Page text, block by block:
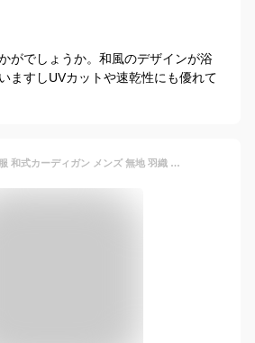
がでしょうか。和風のデザインが浴
ますしUVカットや速乾性にも優れて
[Yezai] メンズ 夏服 和式カーディガン メンズ 無地 羽織 七分袖 半袖 和風 薄手 おしゃれ シャツ 軽量 通気性 夏 服 大きいサイズ hui-5XL